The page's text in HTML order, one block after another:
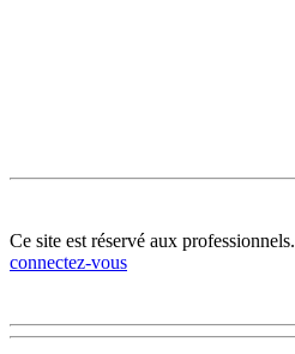
Ce site est réservé aux professionnels.
connectez-vous